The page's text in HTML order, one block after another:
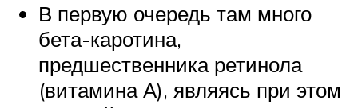
В первую очередь там много
бета-каротина,
предшественника ретинола
(витамина А), являясь при этом